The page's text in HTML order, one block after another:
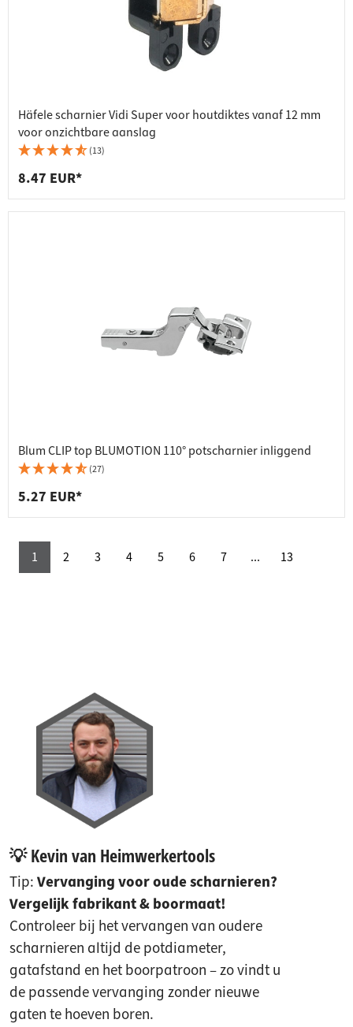
Häfele scharnier Vidi Super voor houtdiktes vanaf 12 mm
voor onzichtbare aanslag
(13)
8.47 EUR*
Blum CLIP top BLUMOTION 110° potscharnier inliggend
(27)
5.27 EUR*
1 2 3 4 5 6 7 ... 13
💡 Kevin van Heimwerkertools
Tip:Vervanging voor oude scharnieren?
Vergelijk fabrikant & boormaat!
Controleer bij het vervangen van oudere
scharnieren altijd de potdiameter,
gatafstand en het boorpatroon – zo vindt u
de passende vervanging zonder nieuwe
gaten te hoeven boren.